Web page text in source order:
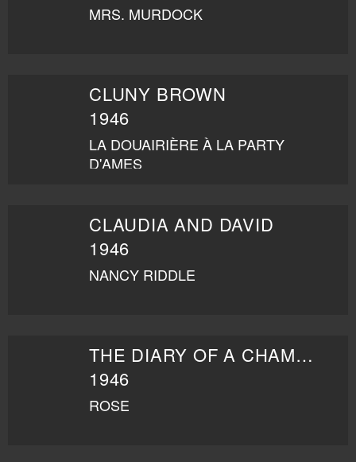
MRS. MURDOCK
CLUNY BROWN
1946
LA DOUAIRIÈRE À LA PARTY
D'AMES
CLAUDIA AND DAVID
1946
NANCY RIDDLE
THE DIARY OF A CHAMBERMAID
1946
ROSE